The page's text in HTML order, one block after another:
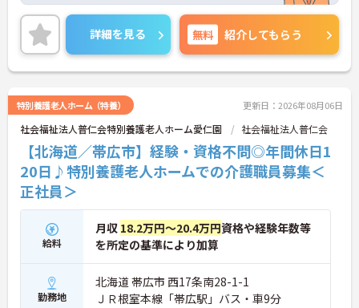
少なめなのでプライベートも大切にしながら働ける
環境です！
ご興味ある方には、面接のポイントなど、さらに詳
細をお話致しますのでお気軽にご相談ください。
詳細を見る 無料 紹介してもらう
特別養護老人ホーム（特養） 更新日：2026年08月06日
社会福祉法人普仁会特別養護老人ホーム愛仁園 社会福祉法人普仁会
【北海道／帯広市】経験・資格不問◎年間休日1
20日♪特別養護老人ホームでの介護職員募集＜
正社員＞
給料
月収 18.2万円～20.4万円資格や経験年数等
を所定の基準により加算
勤務地
北海道 帯広市 西17条南28-1-1
ＪＲ根室本線「帯広駅」バス・車9分